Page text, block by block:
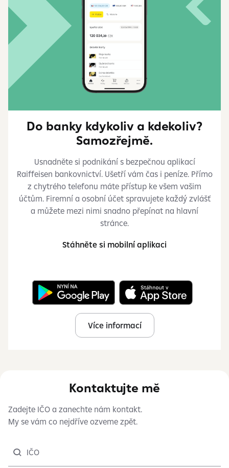
Do banky kdykoliv a kdekoliv?
Samozřejmě.
Usnadněte si podnikání s bezpečnou aplikací
Raiffeisen bankovnictví. Ušetří vám čas i peníze. Přímo
z chytrého telefonu máte přístup ke všem vašim
účtům. Firemní a osobní účet spravujete každý zvlášť
a můžete mezi nimi snadno přepínat na hlavní
stránce.
Stáhněte si mobilní aplikaci
Více informací
Kontaktujte mě
Zadejte IČO a zanechte nám kontakt.
My se vám co nejdříve ozveme zpět.
IČO